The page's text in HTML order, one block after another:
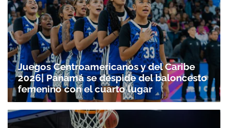
Juegos Centroamericanos y del Caribe
2026| Panamá se despide del baloncesto
femenino con el cuarto lugar